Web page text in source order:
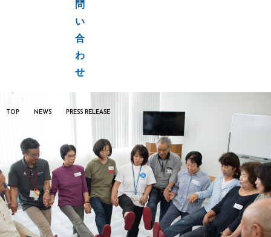
問
い
合
わ
せ
TOP NEWS PRESS RELEASE